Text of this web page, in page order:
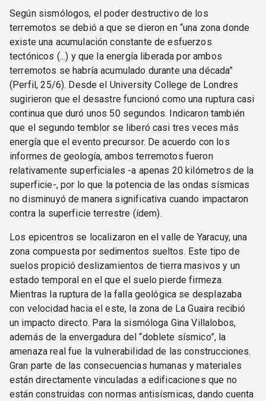
Según sismólogos, el poder destructivo de los
terremotos se debió a que se dieron en “una zona donde
existe una acumulación constante de esfuerzos
tectónicos (...) y que la energía liberada por ambos
terremotos se habría acumulado durante una década”
(Perfil, 25/6). Desde el University College de Londres
sugirieron que el desastre funcionó como una ruptura casi
continua que duró unos 50 segundos. Indicaron también
que el segundo temblor se liberó casi tres veces más
energía que el evento precursor. De acuerdo con los
informes de geología, ambos terremotos fueron
relativamente superficiales -a apenas 20 kilómetros de la
superficie-, por lo que la potencia de las ondas sísmicas
no disminuyó de manera significativa cuando impactaron
contra la superficie terrestre (ídem).
Los epicentros se localizaron en el valle de Yaracuy, una
zona compuesta por sedimentos sueltos. Este tipo de
suelos propició deslizamientos de tierra masivos y un
estado temporal en el que el suelo pierde firmeza.
Mientras la ruptura de la falla geológica se desplazaba
con velocidad hacia el este, la zona de La Guaira recibió
un impacto directo. Para la sismóloga Gina Villalobos,
además de la envergadura del “doblete sísmico”, la
amenaza real fue la vulnerabilidad de las construcciones.
Gran parte de las consecuencias humanas y materiales
están directamente vinculadas a edificaciones que no
están construidas con normas antisísmicas, dando cuenta